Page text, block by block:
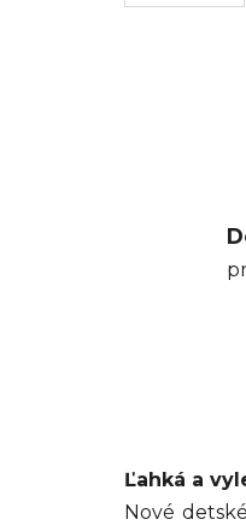
Ľahká a
Nové